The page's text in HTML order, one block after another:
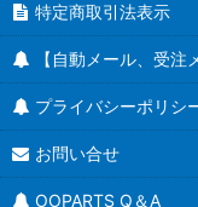
特定商取引法表示
【自動メール、受注
プライバシーポリシ
お問い合せ
OOPARTS Q＆A